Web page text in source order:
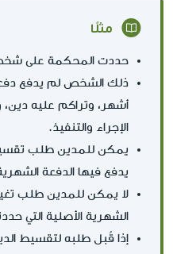
مثلًا
حددت المحكمة على
أشهر، وتراكم عليه
الإجراء والتنفيذ.
يدفع فيها الدفعة
لا يمكن للمدين طلب
الشهرية الأصلية التي